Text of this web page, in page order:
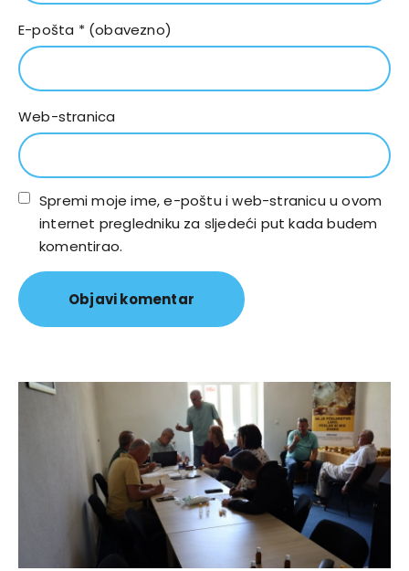
E-pošta * (obavezno)
Web-stranica
Spremi moje ime, e-poštu i web-stranicu u ovom
internet pregledniku za sljedeći put kada budem
komentirao.